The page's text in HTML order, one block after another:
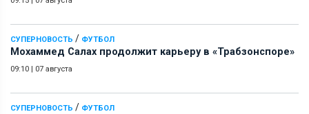
СУПЕРНОВОСТЬ / ФУТБОЛ
Мохаммед Салах продолжит карьеру в «Трабзонспоре»
09:10 07 августа
СУПЕРНОВОСТЬ / ФУТБОЛ